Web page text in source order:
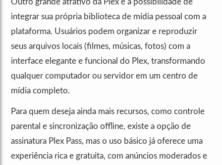
Outro grande atrativo da Plex é a possibilidade de
integrar sua própria biblioteca de mídia pessoal com a
plataforma. Usuários podem organizar e reproduzir
seus arquivos locais (filmes, músicas, fotos) com a
interface elegante e funcional do Plex, transformando
qualquer computador ou servidor em um centro de
mídia completo.
Para quem deseja ainda mais recursos, como controle
parental e sincronização offline, existe a opção de
assinatura Plex Pass, mas o uso básico já oferece uma
experiência rica e gratuita, com anúncios moderados e